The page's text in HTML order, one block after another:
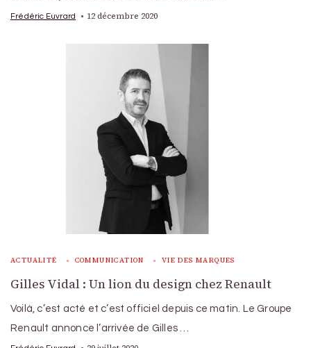
Frédéric Euvrard 12 décembre 2020
ACTUALITÉ COMMUNICATION VIE DES MARQUES
Gilles Vidal : Un lion du design chez Renault
Voilà, c’est acté et c’est officiel depuis ce matin. Le Groupe
Renault annonce l’arrivée de Gilles …